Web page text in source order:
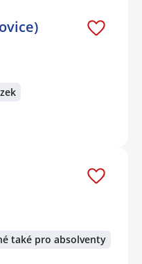
také pro absolventy